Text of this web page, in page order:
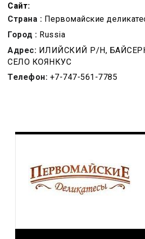
Сайт:
Страна : Первомайские
Город : Russia
Адрес: ИЛИЙСКИЙ Р/Н,
СЕЛО КОЯНКУС
Телефон: +7-747-561-7785